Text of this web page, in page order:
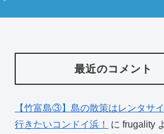
最近のコメント
【竹富島③】島の散策はレンタサ
行きたいコンドイ浜！
に frugality